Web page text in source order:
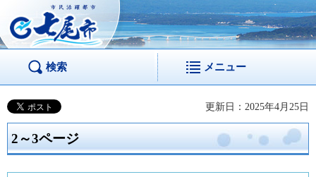
市民活躍都市 七尾
市
検索 メニュー
更新日：2025年4月25日
2～3ページ